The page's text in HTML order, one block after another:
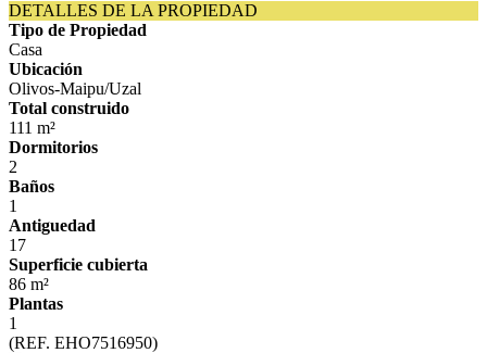
DETALLES DE LA PROPIEDAD
Tipo de Propiedad
Casa
Ubicación
Olivos-Maipu/Uzal
Total construido
111 m²
Dormitorios
2
Baños
1
Antiguedad
17
Superficie cubierta
86 m²
Plantas
1
(REF. EHO7516950)